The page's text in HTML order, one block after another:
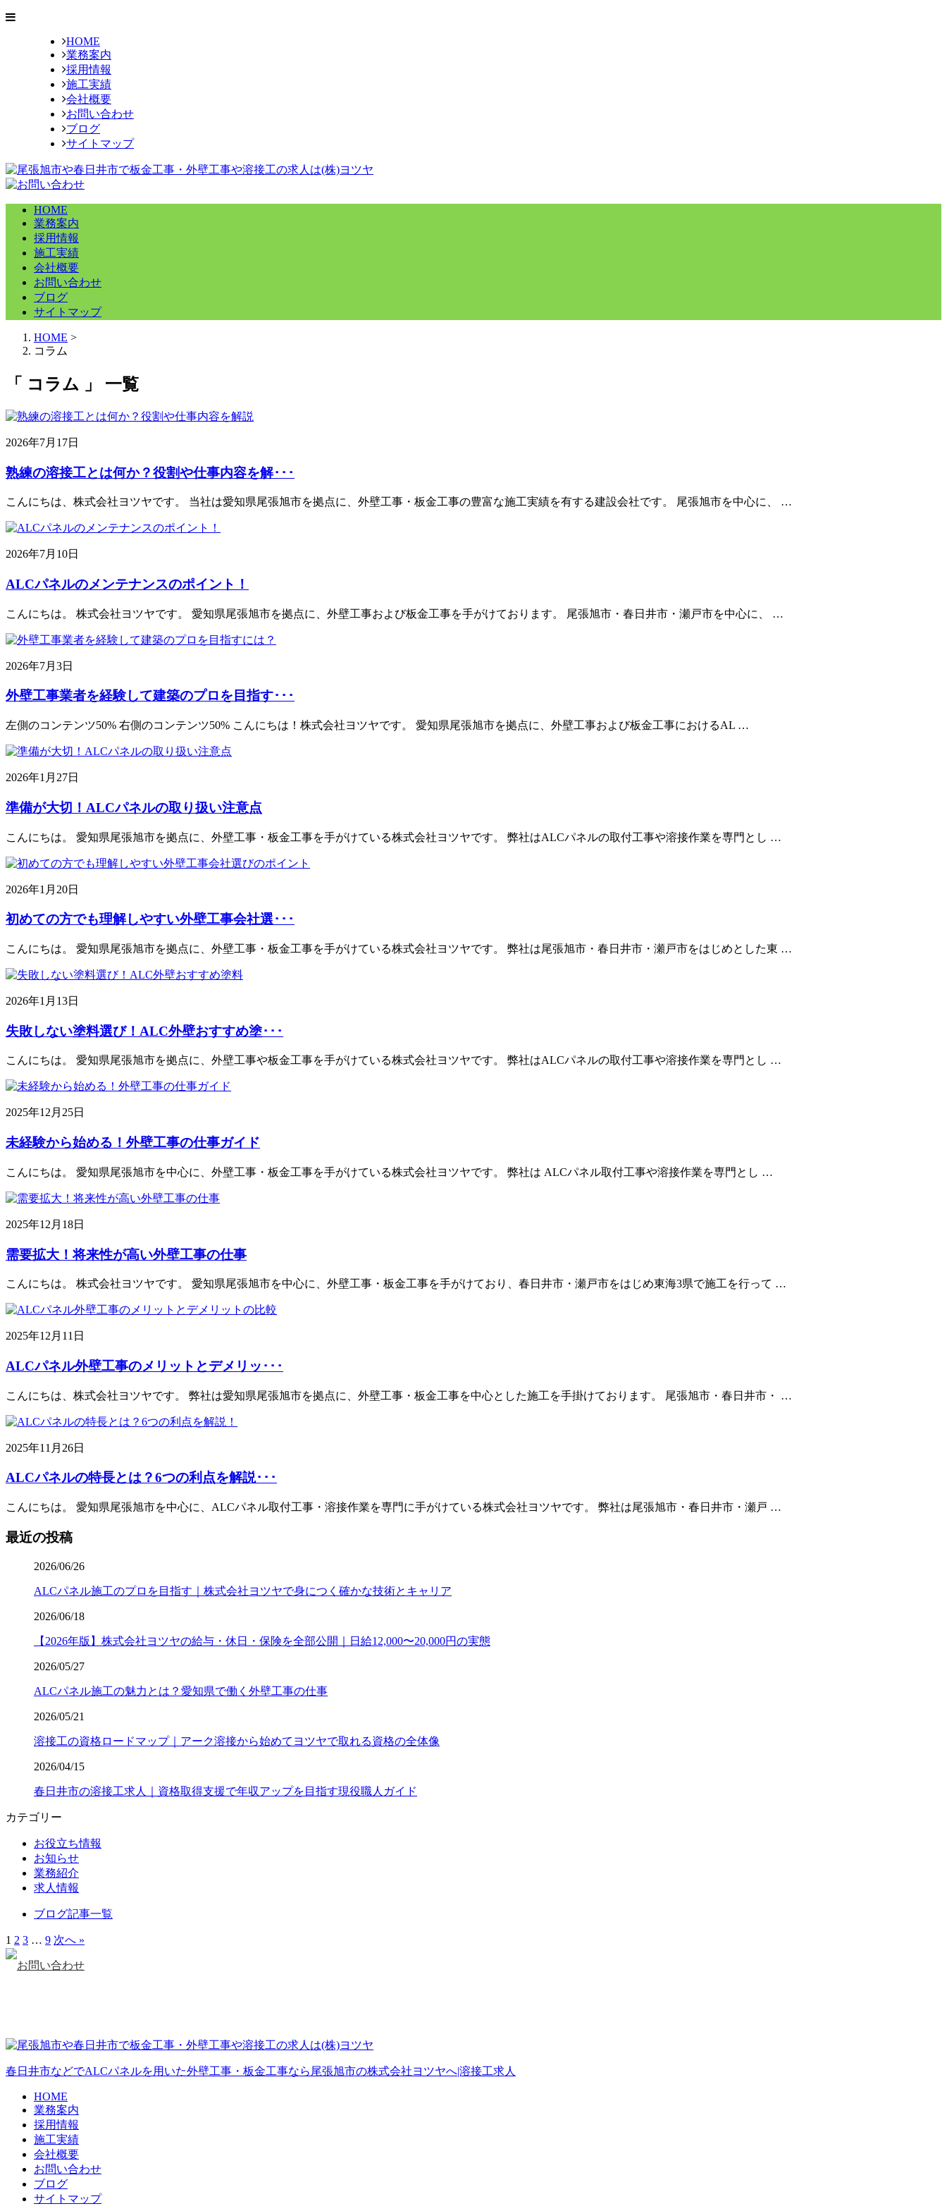
HOME
業務案内
採用情報
施工実績
会社概要
お問い合わせ
ブログ
サイトマップ
HOME
業務案内
採用情報
施工実績
会社概要
お問い合わせ
ブログ
サイトマップ
HOME >
コラム
「 コラム 」 一覧
2026年7月17日
熟練の溶接工とは何か？役割や仕事内容を解･･･
こんにちは、株式会社ヨツヤです。 当社は愛知県尾張旭市を拠点に、外壁工事・板金工事の豊富な施工実績を有する建設会社です。 尾張旭市を中心に、 …
2026年7月10日
ALCパネルのメンテナンスのポイント！
こんにちは。 株式会社ヨツヤです。 愛知県尾張旭市を拠点に、外壁工事および板金工事を手がけております。 尾張旭市・春日井市・瀬戸市を中心に、 …
2026年7月3日
外壁工事業者を経験して建築のプロを目指す･･･
左側のコンテンツ50% 右側のコンテンツ50% こんにちは！株式会社ヨツヤです。 愛知県尾張旭市を拠点に、外壁工事および板金工事におけるAL …
2026年1月27日
準備が大切！ALCパネルの取り扱い注意点
こんにちは。 愛知県尾張旭市を拠点に、外壁工事・板金工事を手がけている株式会社ヨツヤです。 弊社はALCパネルの取付工事や溶接作業を専門とし …
2026年1月20日
初めての方でも理解しやすい外壁工事会社選･･･
こんにちは。 愛知県尾張旭市を拠点に、外壁工事・板金工事を手がけている株式会社ヨツヤです。 弊社は尾張旭市・春日井市・瀬戸市をはじめとした東 …
2026年1月13日
失敗しない塗料選び！ALC外壁おすすめ塗･･･
こんにちは。 愛知県尾張旭市を拠点に、外壁工事や板金工事を手がけている株式会社ヨツヤです。 弊社はALCパネルの取付工事や溶接作業を専門とし …
2025年12月25日
未経験から始める！外壁工事の仕事ガイド
こんにちは。 愛知県尾張旭市を中心に、外壁工事・板金工事を手がけている株式会社ヨツヤです。 弊社は ALCパネル取付工事や溶接作業を専門とし …
2025年12月18日
需要拡大！将来性が高い外壁工事の仕事
こんにちは。 株式会社ヨツヤです。 愛知県尾張旭市を中心に、外壁工事・板金工事を手がけており、春日井市・瀬戸市をはじめ東海3県で施工を行って …
2025年12月11日
ALCパネル外壁工事のメリットとデメリッ･･･
こんにちは、株式会社ヨツヤです。 弊社は愛知県尾張旭市を拠点に、外壁工事・板金工事を中心とした施工を手掛けております。 尾張旭市・春日井市・ …
2025年11月26日
ALCパネルの特長とは？6つの利点を解説･･･
こんにちは。 愛知県尾張旭市を中心に、ALCパネル取付工事・溶接作業を専門に手がけている株式会社ヨツヤです。 弊社は尾張旭市・春日井市・瀬戸 …
最近の投稿
2026/06/26
ALCパネル施工のプロを目指す｜株式会社ヨツヤで身につく確かな技術とキャリア
2026/06/18
【2026年版】株式会社ヨツヤの給与・休日・保険を全部公開｜日給12,000〜20,000円の実態
2026/05/27
ALCパネル施工の魅力とは？愛知県で働く外壁工事の仕事
2026/05/21
溶接工の資格ロードマップ｜アーク溶接から始めてヨツヤで取れる資格の全体像
2026/04/15
春日井市の溶接工求人｜資格取得支援で年収アップを目指す現役職人ガイド
カテゴリー
お役立ち情報
お知らせ
業務紹介
求人情報
ブログ記事一覧
1 2 3 … 9 次へ »
春日井市などでALCパネルを用いた外壁工事・板金工事なら尾張旭市の株式会社ヨツヤへ|溶接工求人
HOME
業務案内
採用情報
施工実績
会社概要
お問い合わせ
ブログ
サイトマップ